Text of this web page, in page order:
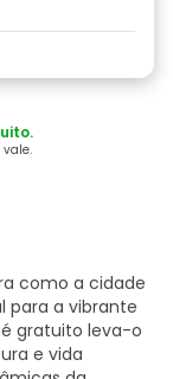
como a cidade
para a vibrante
gratuito leva-o
e vida